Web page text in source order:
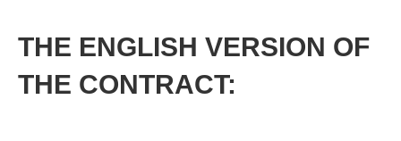
THE ENGLISH VERSION OF
THE CONTRACT: